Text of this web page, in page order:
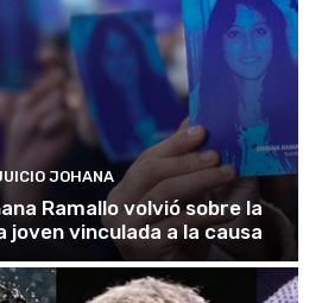
JOHANA
Ramallo volvió sobre la
joven vinculada a la causa